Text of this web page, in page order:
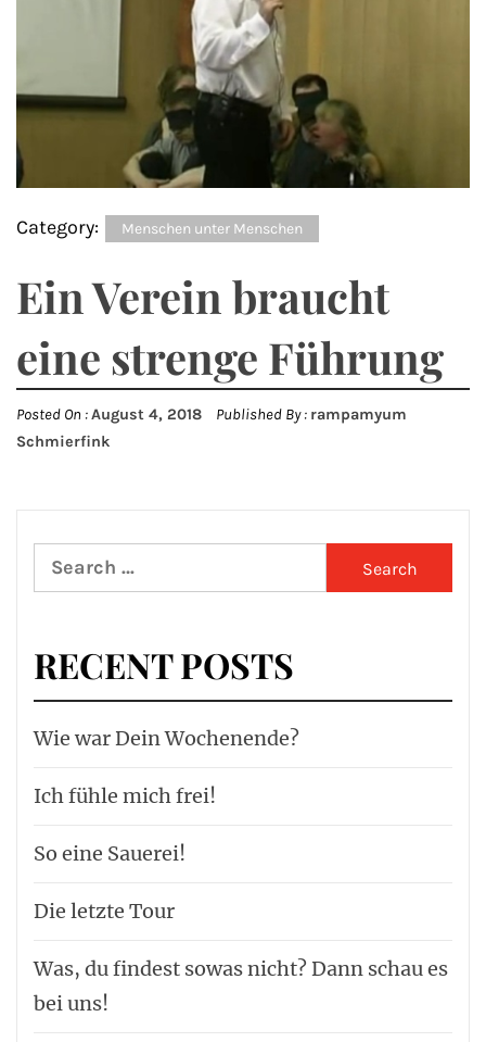
Category: Menschen unter Menschen
Ein Verein braucht
eine strenge Führung
Posted On :August 4, 2018 Published By : rampamyum
Schmierfink
Search
for:
RECENT POSTS
Wie war Dein Wochenende?
Ich fühle mich frei!
So eine Sauerei!
Die letzte Tour
Was, du findest sowas nicht? Dann schau es
bei uns!